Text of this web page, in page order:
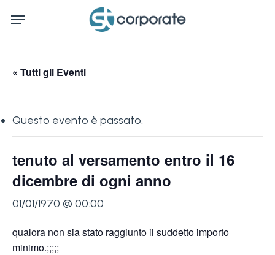
Menu
« Tutti gli Eventi
Questo evento è passato.
tenuto al versamento entro il 16
dicembre di ogni anno
01/01/1970 @ 00:00
qualora non sia stato raggiunto il suddetto importo
minimo.;;;;;